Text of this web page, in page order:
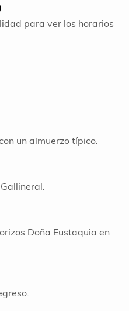
para ver los horarios
un almuerzo típico.
Doña Eustaquia en